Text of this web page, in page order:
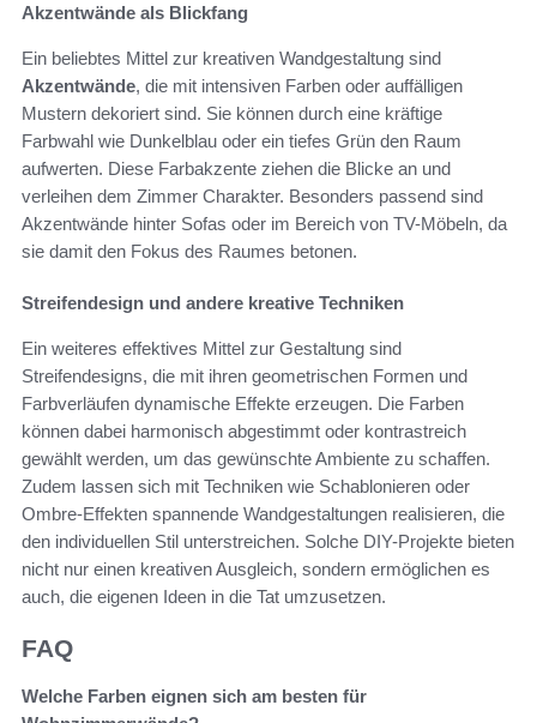
Akzentwände als Blickfang
Ein beliebtes Mittel zur kreativen Wandgestaltung sind
Akzentwände, die mit intensiven Farben oder auffälligen
Mustern dekoriert sind. Sie können durch eine kräftige
Farbwahl wie Dunkelblau oder ein tiefes Grün den Raum
aufwerten. Diese Farbakzente ziehen die Blicke an und
verleihen dem Zimmer Charakter. Besonders passend sind
Akzentwände hinter Sofas oder im Bereich von TV-Möbeln, da
sie damit den Fokus des Raumes betonen.
Streifendesign und andere kreative Techniken
Ein weiteres effektives Mittel zur Gestaltung sind
Streifendesigns, die mit ihren geometrischen Formen und
Farbverläufen dynamische Effekte erzeugen. Die Farben
können dabei harmonisch abgestimmt oder kontrastreich
gewählt werden, um das gewünschte Ambiente zu schaffen.
Zudem lassen sich mit Techniken wie Schablonieren oder
Ombre-Effekten spannende Wandgestaltungen realisieren, die
den individuellen Stil unterstreichen. Solche DIY-Projekte bieten
nicht nur einen kreativen Ausgleich, sondern ermöglichen es
auch, die eigenen Ideen in die Tat umzusetzen.
FAQ
Welche Farben eignen sich am besten für